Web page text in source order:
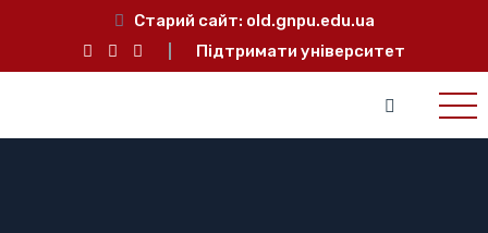
Старий сайт: old.gnpu.edu.ua
Підтримати університет